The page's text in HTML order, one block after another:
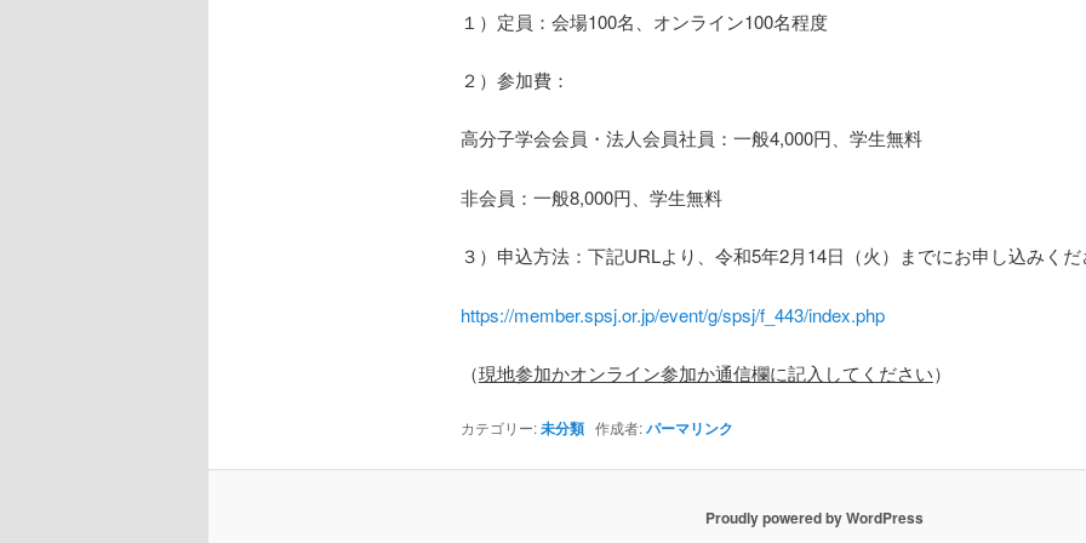
１）定員：会場100名、オンライン100名程度
２）参加費：
高分子学会会員・法人会員社員：一般4,000円、学生無料
非会員：一般8,000円、学生無料
３）申込方法：下記URLより、令和5年2月14日（火）までにお申し込みく
https://member.spsj.or.jp/event/g/spsj/f_443/index.php
（現地参加かオンライン参加か通信欄に記入してください）
カテゴリー:未分類作成者:パーマリンク
Proudly powered by WordPress